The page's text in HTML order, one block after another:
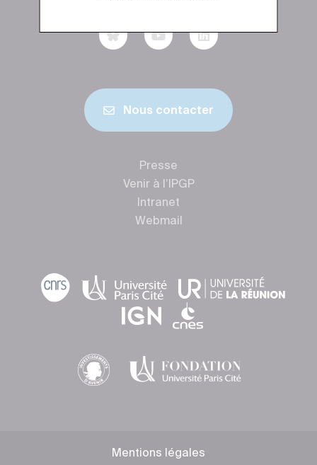
Nous contacter
Presse
Venir à l’IPGP
Intranet
Webmail
Mentions légales